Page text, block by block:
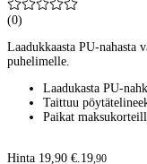
(0)
Laadukkaasta PU-nahasta
puhelimelle.
Laadukasta PU-
Taittuu
Paikat
Hinta 19,90 €. 19,90